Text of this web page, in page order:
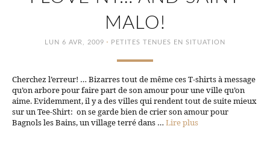
MALO!
LUN 6 AVR, 2009 · PETITES TENUES EN SITUATION
Cherchez l’erreur! … Bizarres tout de même ces T-shirts à message
qu’on arbore pour faire part de son amour pour une ville qu’on
aime. Evidemment, il y a des villes qui rendent tout de suite mieux
sur un Tee-Shirt: on se garde bien de crier son amour pour
Bagnols les Bains, un village terré dans … Lire plus